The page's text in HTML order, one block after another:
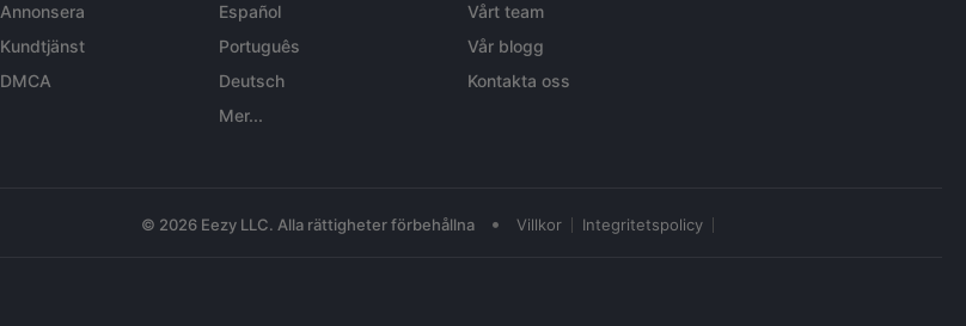
Annonsera
Kundtjänst
DMCA
Español
Português
Deutsch
Mer...
Vårt team
Vår blogg
Kontakta oss
© 2026 Eezy LLC. Alla rättigheter förbehållna • Villkor Integritetspolicy